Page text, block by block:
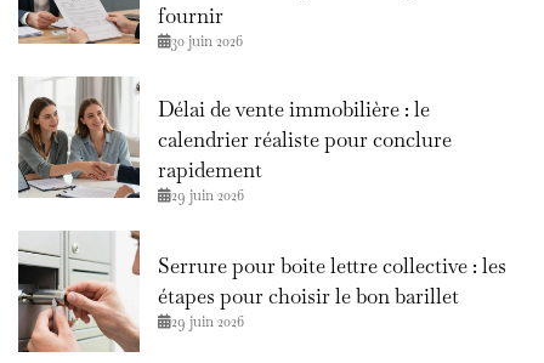
fournir
30 juin 2026
Délai de vente immobilière : le
calendrier réaliste pour conclure
rapidement
29 juin 2026
Serrure pour boite lettre collective : les
étapes pour choisir le bon barillet
29 juin 2026